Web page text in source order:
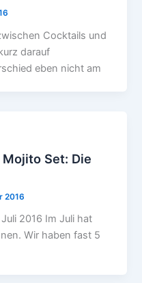
Cocktails und
darauf
eben nicht am
Set: Die
2016
2016 Im Juli hat
Wir haben fast 5